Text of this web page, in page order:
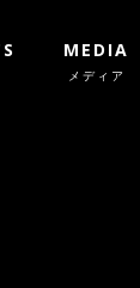
MEDIA
メディア